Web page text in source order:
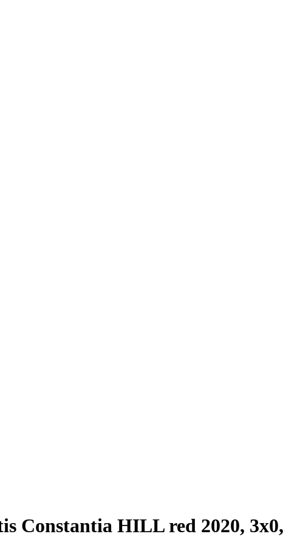
Constantia HILL red 2020,